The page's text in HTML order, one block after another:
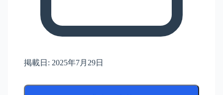
掲載日: 2025年7月29日